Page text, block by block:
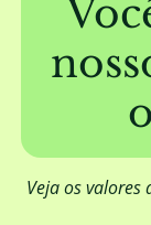
Posso
melhorar
Qual é a
Veja os